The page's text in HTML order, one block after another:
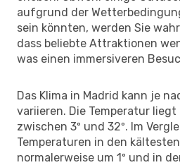
aufgrund der
sein könnten, werden Sie
dass beliebte Attraktionen
was einen immersiveren
Das Klima in Madrid kann je
variieren. Die Temperatur
zwischen 3º und 32º. Im
Temperaturen in den
normalerweise um 1º und in